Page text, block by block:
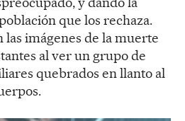
que los rechaza.
las imágenes de la muerte
al ver un grupo de
quebrados en llanto al